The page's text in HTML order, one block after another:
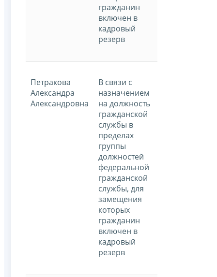
гражданин
включен в
кадровый
резерв
Петракова
Александра
Александровна
В связи с
назначением
на должность
гражданской
службы в
пределах
группы
должностей
федеральной
гражданской
службы, для
замещения
которых
гражданин
включен в
кадровый
резерв